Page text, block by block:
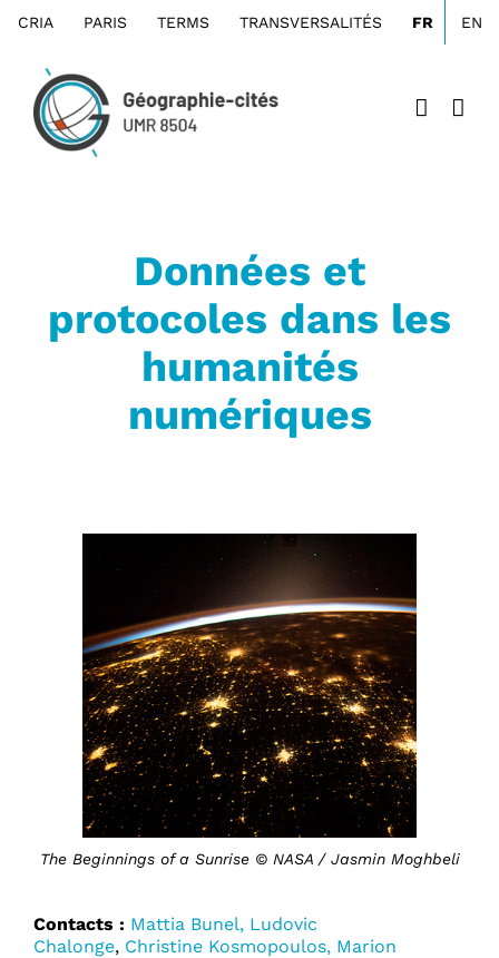
auCRIA PARIS TERMS TRANSVERSALITÉS FR EN
Données et
protocoles dans les
humanités
numériques
The Beginnings of a Sunrise © NASA / Jasmin Moghbeli
Contacts : Mattia Bunel, Ludovic
Chalonge, Christine Kosmopoulos, Marion